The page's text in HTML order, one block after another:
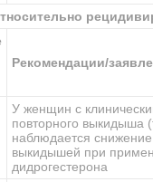
Рекомендации/
У женщин с
повторного выкидыша
наблюдается снижение
выкидышей при
дидрогестерона